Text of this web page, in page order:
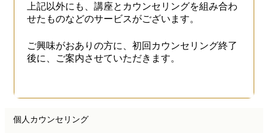
上記以外にも、講座とカウンセリングを組み合わ
せたものなどのサービスがございます。
ご興味がおありの方に、初回カウンセリング終了
後に、ご案内させていただきます。
個人カウンセリング